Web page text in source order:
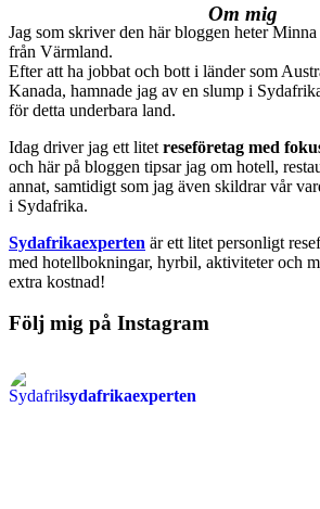
Om mig
Jag som skriver den här bloggen heter
från Värmland.
Efter att ha jobbat och bott i länder som
Kanada, hamnade jag av en slump i
för detta underbara land.
Idag driver jag ett litet reseföretag med
och här på bloggen tipsar jag om hotell,
annat, samtidigt som jag även skildrar vår
i Sydafrika.
Sydafrikaexperten är ett litet personligt
med hotellbokningar, hyrbil, aktiviteter och
extra kostnad!
Följ mig på Instagram
sydafrikaexperten